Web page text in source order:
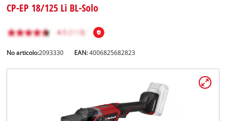
CP-EP 18/125 Li BL-Solo
No articolo:2093330 EAN:4006825682823